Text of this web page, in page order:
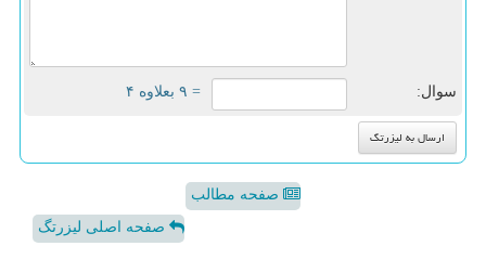
سوال: = ۹ بعلاوه ۴
صفحه مطالب
صفحه اصلی لیزرتگ